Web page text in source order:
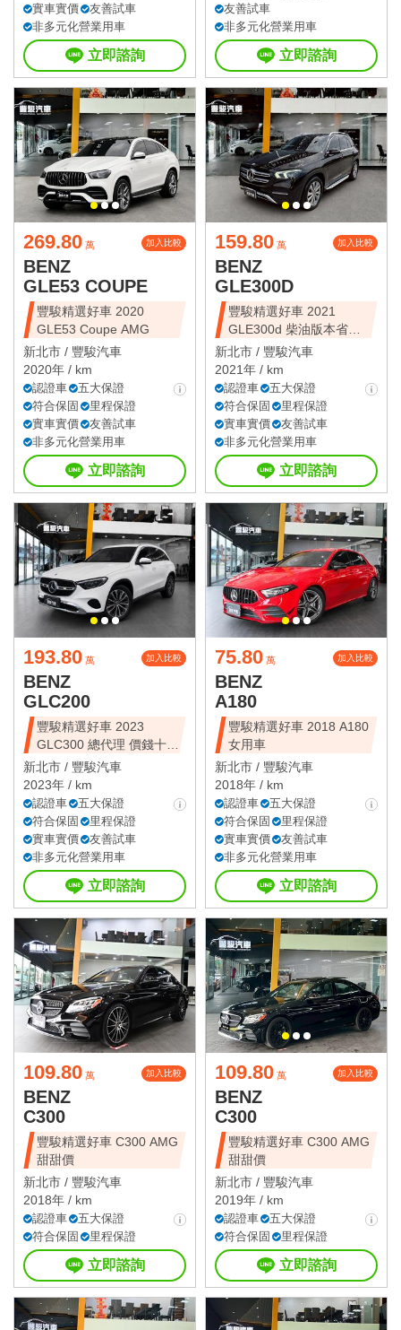
實車實價
友善試車
非多元化營業用車
立即諮詢
友善試車
非多元化營業用車
立即諮詢
269.80 萬 加入比較
BENZ
GLE53 COUPE
豐駿精選好車 2020
GLE53 Coupe AMG
新北市 / 豐駿汽車
2020年 / km
認證車
五大保證
符合保固
里程保證
實車實價
友善試車
非多元化營業用車
立即諮詢
159.80 萬 加入比較
BENZ
GLE300D
豐駿精選好車 2021
GLE300d 柴油版本省油
省稅
新北市 / 豐駿汽車
2021年 / km
認證車
五大保證
符合保固
里程保證
實車實價
友善試車
非多元化營業用車
立即諮詢
193.80 萬 加入比較
BENZ
GLC200
豐駿精選好車 2023
GLC300 總代理 價錢十分
甜美
新北市 / 豐駿汽車
2023年 / km
認證車
五大保證
符合保固
里程保證
實車實價
友善試車
非多元化營業用車
立即諮詢
75.80 萬 加入比較
BENZ
A180
豐駿精選好車 2018 A180
女用車
新北市 / 豐駿汽車
2018年 / km
認證車
五大保證
符合保固
里程保證
實車實價
友善試車
非多元化營業用車
立即諮詢
109.80 萬 加入比較
BENZ
C300
豐駿精選好車 C300 AMG
甜甜價
新北市 / 豐駿汽車
2018年 / km
認證車
五大保證
符合保固
里程保證
立即諮詢
109.80 萬 加入比較
BENZ
C300
豐駿精選好車 C300 AMG
甜甜價
新北市 / 豐駿汽車
2019年 / km
認證車
五大保證
符合保固
里程保證
立即諮詢